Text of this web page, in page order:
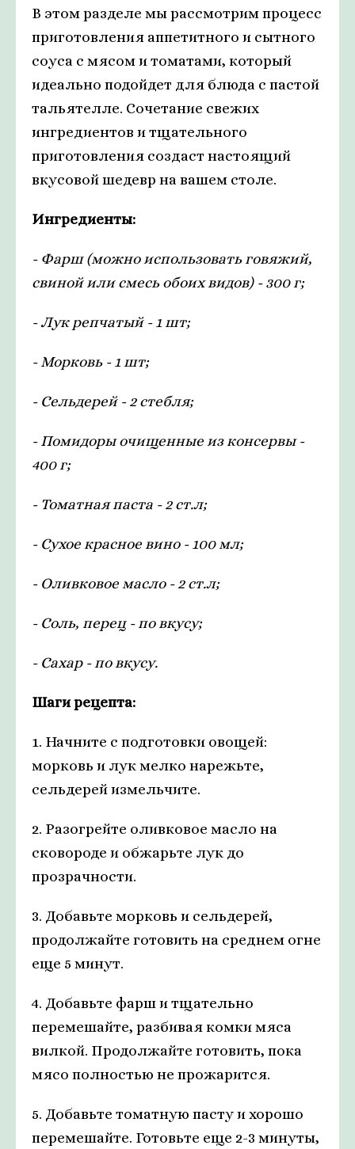
В этом разделе мы рассмотрим процесс
приготовления аппетитного и сытного
соуса с мясом и томатами, который
идеально подойдет для блюда с пастой
тальятелле. Сочетание свежих
ингредиентов и тщательного
приготовления создаст настоящий
вкусовой шедевр на вашем столе.
Ингредиенты:
- Фарш (можно использовать говяжий,
свиной или смесь обоих видов) - 300 г;
- Лук репчатый - 1 шт;
- Морковь - 1 шт;
- Сельдерей - 2 стебля;
- Помидоры очищенные из консервы -
400 г;
- Томатная паста - 2 ст.л;
- Сухое красное вино - 100 мл;
- Оливковое масло - 2 ст.л;
- Соль, перец - по вкусу;
- Сахар - по вкусу.
Шаги рецепта:
1. Начните с подготовки овощей:
морковь и лук мелко нарежьте,
сельдерей измельчите.
2. Разогрейте оливковое масло на
сковороде и обжарьте лук до
прозрачности.
3. Добавьте морковь и сельдерей,
продолжайте готовить на среднем огне
еще 5 минут.
4. Добавьте фарш и тщательно
перемешайте, разбивая комки мяса
вилкой. Продолжайте готовить, пока
мясо полностью не прожарится.
5. Добавьте томатную пасту и хорошо
перемешайте. Готовьте еще 2-3 минуты,